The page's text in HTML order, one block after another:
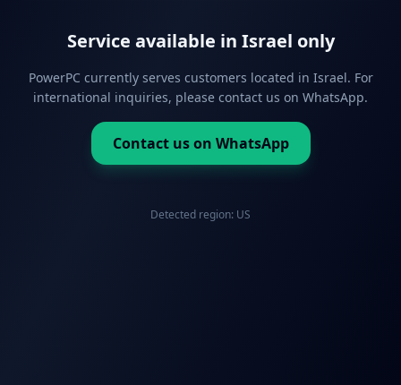
Service available in Israel only
PowerPC currently serves customers located in Israel. For
international inquiries, please contact us on WhatsApp.
Contact us on WhatsApp
Detected region: US